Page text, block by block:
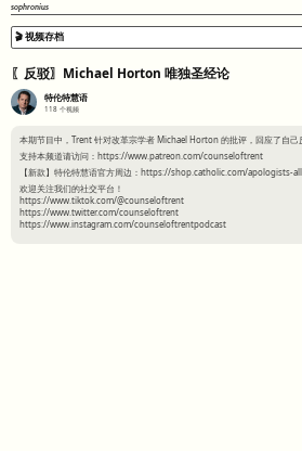
sophronius
🎬 视频存档
〖反驳〗Michael Horton 唯独圣经论
特伦特慧语
118 个视频
本期节目中，Trent 针对改革宗学者 Michael Horton 的批评，回应了自己
支持本频道请访问：https://www.patreon.com/counseloftrent
【新款】特伦特慧语官方周边：https://shop.catholic.com/apologists-
欢迎关注我们的社交平台！
https://www.tiktok.com/@counseloftrent
https://www.twitter.com/counseloftrent
https://www.instagram.com/counseloftrentpodcast